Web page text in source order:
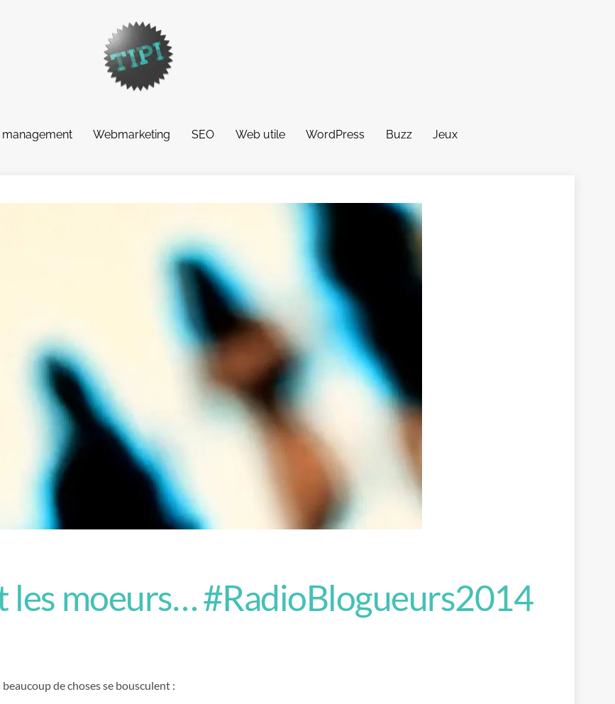
Webmarketing SEO Web utile WordPress Buzz Jeux
les moeurs… #RadioBlogueurs2014
beaucoup de choses se bousculent :